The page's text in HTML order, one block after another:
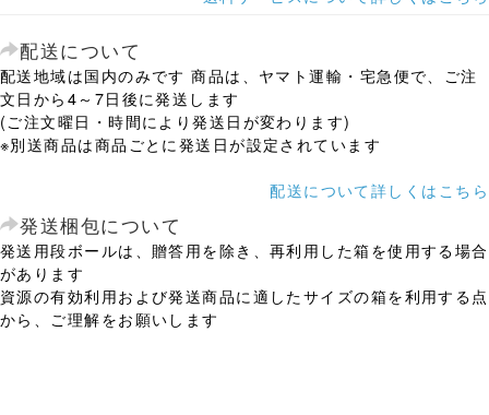
配送について
配送地域は国内のみです 商品は、ヤマト運輸・宅急便で、ご注
文日から4～7日後に発送します
(ご注文曜日・時間により発送日が変わります)
※別送商品は商品ごとに発送日が設定されています
配送について詳しくはこちら
発送梱包について
発送用段ボールは、贈答用を除き、再利用した箱を使用する場合
があります
資源の有効利用および発送商品に適したサイズの箱を利用する点
から、ご理解をお願いします